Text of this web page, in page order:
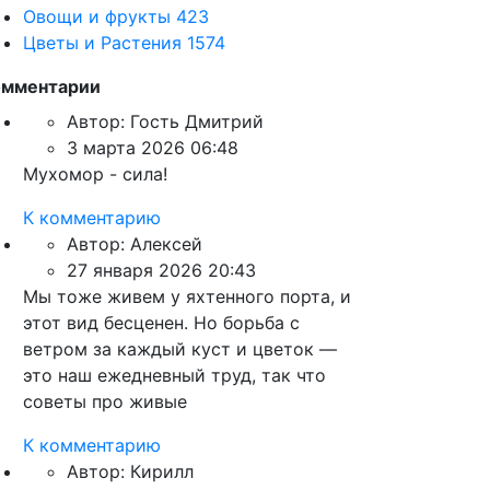
Овощи и фрукты 423
Цветы и Растения 1574
Автор: Гость Дмитрий
3 марта 2026 06:48
Мухомор - сила!
К комментарию
Автор: Алексей
27 января 2026 20:43
Мы тоже живем у яхтенного порта, и
этот вид бесценен. Но борьба с
ветром за каждый куст и цветок —
это наш ежедневный труд, так что
советы про живые
К комментарию
Автор: Кирилл